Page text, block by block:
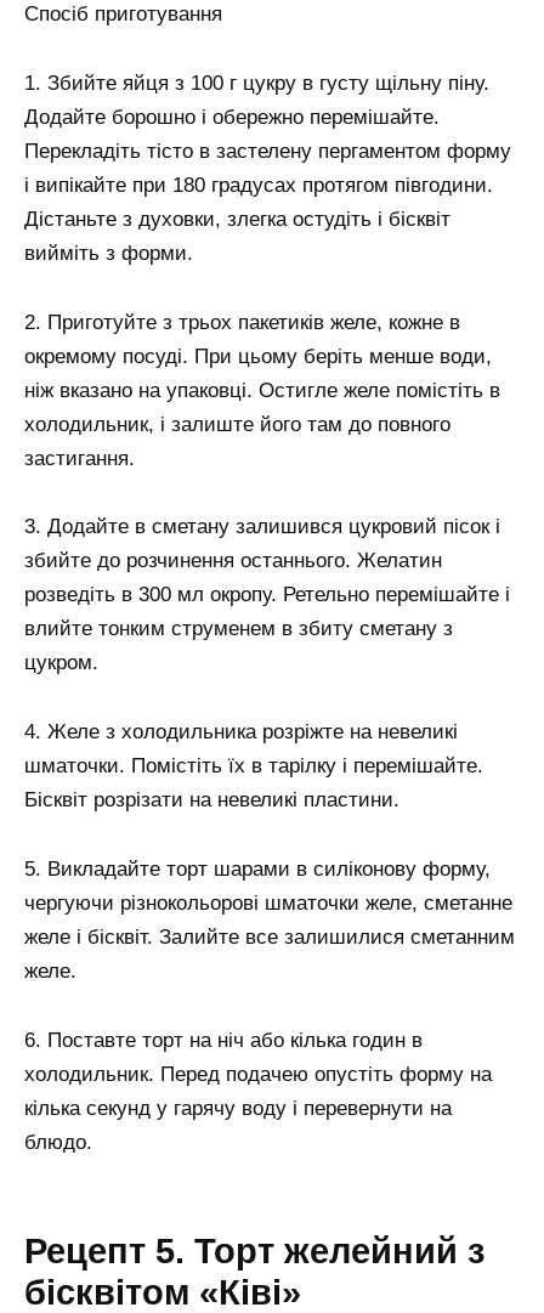
Спосіб приготування
1. Збийте яйця з 100 г цукру в густу щільну піну.
Додайте борошно і обережно перемішайте.
Перекладіть тісто в застелену пергаментом форму
і випікайте при 180 градусах протягом півгодини.
Дістаньте з духовки, злегка остудіть і бісквіт
вийміть з форми.
2. Приготуйте з трьох пакетиків желе, кожне в
окремому посуді. При цьому беріть менше води,
ніж вказано на упаковці. Остигле желе помістіть в
холодильник, і залиште його там до повного
застигання.
3. Додайте в сметану залишився цукровий пісок і
збийте до розчинення останнього. Желатин
розведіть в 300 мл окропу. Ретельно перемішайте і
влийте тонким струменем в збиту сметану з
цукром.
4. Желе з холодильника розріжте на невеликі
шматочки. Помістіть їх в тарілку і перемішайте.
Бісквіт розрізати на невеликі пластини.
5. Викладайте торт шарами в силіконову форму,
чергуючи різнокольорові шматочки желе, сметанне
желе і бісквіт. Залийте все залишилися сметанним
желе.
6. Поставте торт на ніч або кілька годин в
холодильник. Перед подачею опустіть форму на
кілька секунд у гарячу воду і перевернути на
блюдо.
Рецепт 5. Торт желейний з
бісквітом «Ківі»